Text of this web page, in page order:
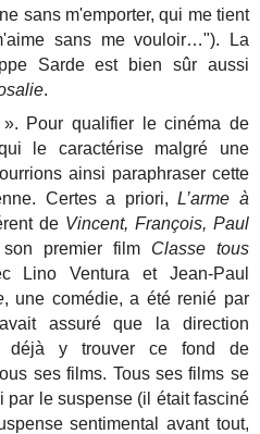
sans m'emporter, qui me tient
sans me vouloir…"). La
Sarde est bien sûr aussi
.
Pour qualifier le cinéma de
le caractérise malgré une
ainsi paraphraser cette
Certes a priori,L’arme à
de Vincent, François, Paul
premier film Classe tous
Lino Ventura et Jean-Paul
, une comédie, a été renié par
assuré que la direction
déjà y trouver ce fond de
ses films. Tous ses films se
par le suspense (il était fasciné
sentimental avant tout,